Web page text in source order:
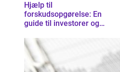
Hjælp til
forskudsopgørelse: En
guide til investorer og